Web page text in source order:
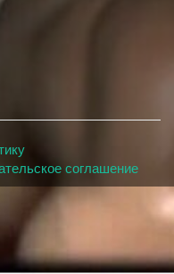
соглашение